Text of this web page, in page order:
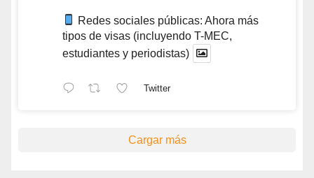
Redes sociales públicas: Ahora más
tipos de visas (incluyendo T-MEC,
estudiantes y periodistas)
Twitter
Cargar más